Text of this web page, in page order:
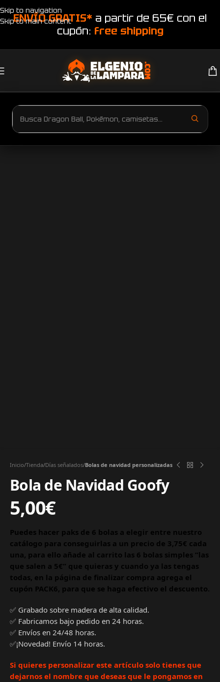
Skip to navigation
Skip to main content
ENVÍO GRATIS* a partir de 65€ con el
cupón: free shipping
Inicio Tienda Días señalados Bolas de navidad personalizadas
Bola de Navidad Goofy
5,00€
Puedes hacer paks de 6 bolas a elegir entre nuestro
catálogo para conseguirlas a un precio de 3,75€ cada
una, para ello añade al carrito las 6 bolas simples “las
que salen a 5€” que quieras y cuando ya las tengas
todas, en la página de finalizar compra agrega el
cupón PACK6, para que se haga efectivo el descuento.
✅ Grabado sobre madera de alta calidad.
✅ Fabricamos bajo pedido en 24 horas.
✅ Envíos en 24/48 horas.
✅¡Novedad! Envío 14 horas.
Si quieres personalizar este artículo solo tienes que
dejarnos el nombre que deseas que le pongamos en